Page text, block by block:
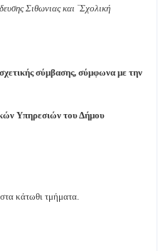
Σιθωνιας και ¨Σχολική
σύμβασης, σύμφωνα με την
Υπηρεσιών του Δήμου
κάτωθι τμήματα.